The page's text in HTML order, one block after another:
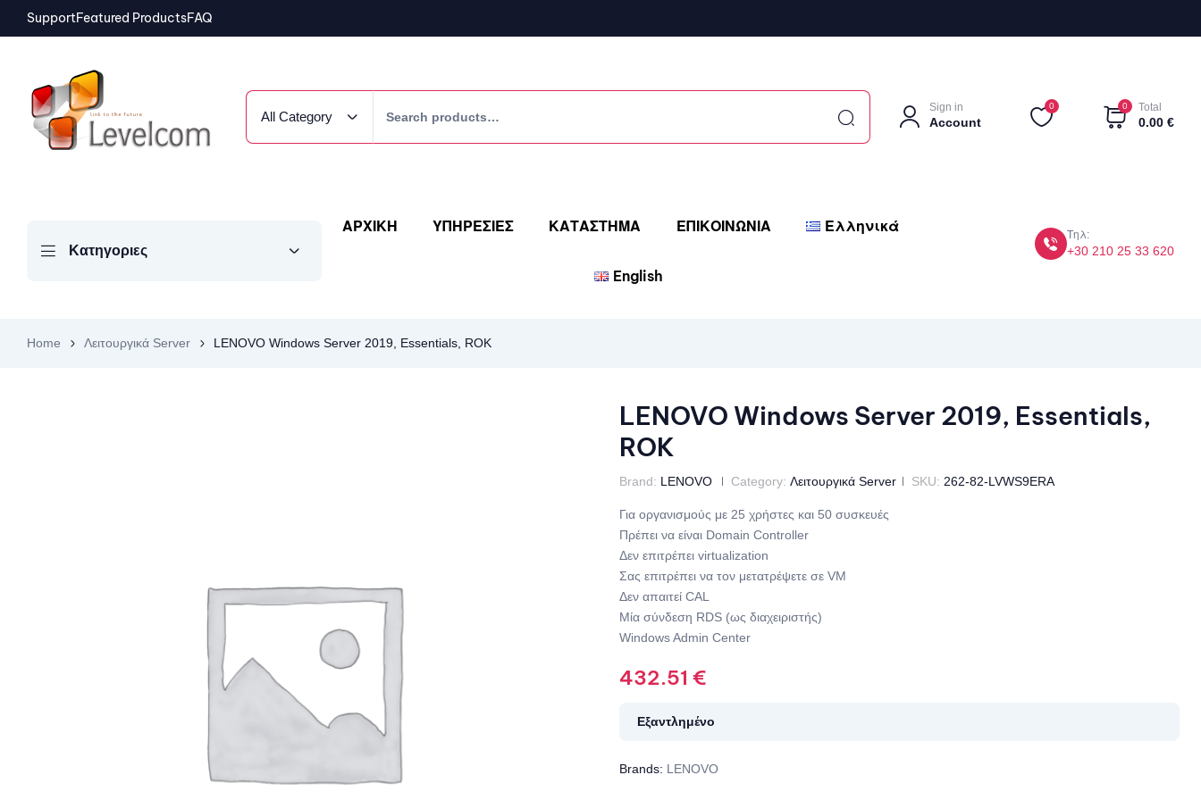
SupportFeatured ProductsFAQ
All Category
Sign in
Account
0 0 Total
0.00 €
Κατηγοριες
ΑΡΧΙΚΗ ΥΠΗΡΕΣΙΕΣ ΚΑΤΑΣΤΗΜΑ ΕΠΙΚΟΙΝΩΝΙΑ Ελληνικά
English
Τηλ:
+30 210 25 33 620
Home Λειτουργικά Server LENOVO Windows Server 2019, Essentials, ROK
LENOVO Windows Server 2019, Essentials,
ROK
Brand: LENOVO Category: Λειτουργικά Server SKU: 262-82-LVWS9ERA
Για οργανισμούς με 25 χρήστες και 50 συσκευές
Πρέπει να είναι Domain Controller
Δεν επιτρέπει virtualization
Σας επιτρέπει να τον μετατρέψετε σε VM
Δεν απαιτεί CAL
Μία σύνδεση RDS (ως διαχειριστής)
Windows Admin Center
432.51 €
Εξαντλημένο
Brands: LENOVO